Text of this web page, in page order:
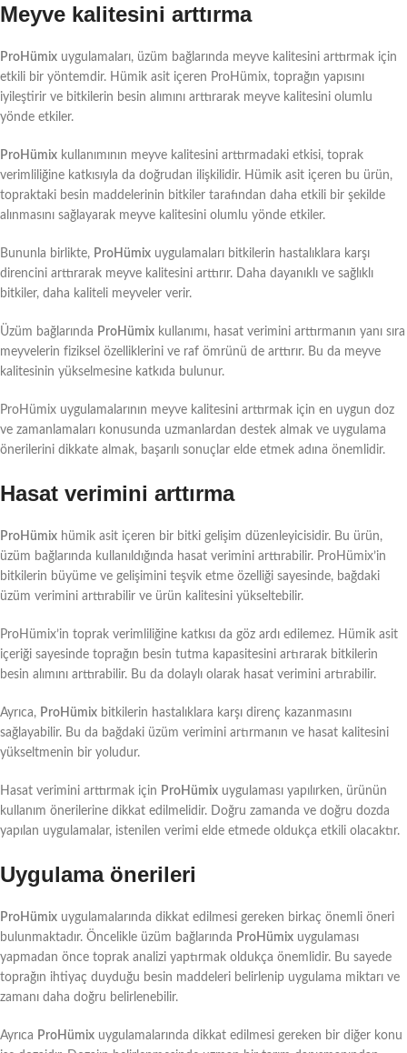
Meyve kalitesini arttırma
ProHümix uygulamaları, üzüm bağlarında meyve kalitesini arttırmak için
etkili bir yöntemdir. Hümik asit içeren ProHümix, toprağın yapısını
iyileştirir ve bitkilerin besin alımını arttırarak meyve kalitesini olumlu
yönde etkiler.
ProHümix kullanımının meyve kalitesini arttırmadaki etkisi, toprak
verimliliğine katkısıyla da doğrudan ilişkilidir. Hümik asit içeren bu ürün,
topraktaki besin maddelerinin bitkiler tarafından daha etkili bir şekilde
alınmasını sağlayarak meyve kalitesini olumlu yönde etkiler.
Bununla birlikte, ProHümix uygulamaları bitkilerin hastalıklara karşı
direncini arttırarak meyve kalitesini arttırır. Daha dayanıklı ve sağlıklı
bitkiler, daha kaliteli meyveler verir.
Üzüm bağlarında ProHümix kullanımı, hasat verimini arttırmanın yanı sıra
meyvelerin fiziksel özelliklerini ve raf ömrünü de arttırır. Bu da meyve
kalitesinin yükselmesine katkıda bulunur.
ProHümix uygulamalarının meyve kalitesini arttırmak için en uygun doz
ve zamanlamaları konusunda uzmanlardan destek almak ve uygulama
önerilerini dikkate almak, başarılı sonuçlar elde etmek adına önemlidir.
Hasat verimini arttırma
ProHümix hümik asit içeren bir bitki gelişim düzenleyicisidir. Bu ürün,
üzüm bağlarında kullanıldığında hasat verimini arttırabilir. ProHümix’in
bitkilerin büyüme ve gelişimini teşvik etme özelliği sayesinde, bağdaki
üzüm verimini arttırabilir ve ürün kalitesini yükseltebilir.
ProHümix’in toprak verimliliğine katkısı da göz ardı edilemez. Hümik asit
içeriği sayesinde toprağın besin tutma kapasitesini artırarak bitkilerin
besin alımını arttırabilir. Bu da dolaylı olarak hasat verimini artırabilir.
Ayrıca, ProHümix bitkilerin hastalıklara karşı direnç kazanmasını
sağlayabilir. Bu da bağdaki üzüm verimini artırmanın ve hasat kalitesini
yükseltmenin bir yoludur.
Hasat verimini arttırmak için ProHümix uygulaması yapılırken, ürünün
kullanım önerilerine dikkat edilmelidir. Doğru zamanda ve doğru dozda
yapılan uygulamalar, istenilen verimi elde etmede oldukça etkili olacaktır.
Uygulama önerileri
ProHümix uygulamalarında dikkat edilmesi gereken birkaç önemli öneri
bulunmaktadır. Öncelikle üzüm bağlarında ProHümix uygulaması
yapmadan önce toprak analizi yaptırmak oldukça önemlidir. Bu sayede
toprağın ihtiyaç duyduğu besin maddeleri belirlenip uygulama miktarı ve
zamanı daha doğru belirlenebilir.
Ayrıca ProHümix uygulamalarında dikkat edilmesi gereken bir diğer konu